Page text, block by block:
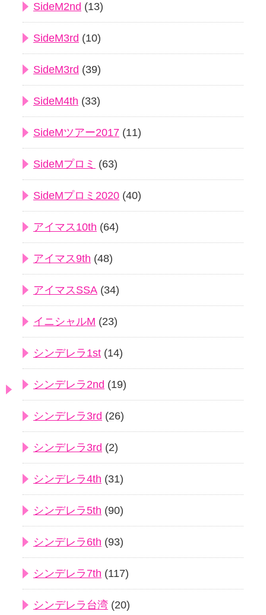
SideM2nd (13)
SideM3rd (10)
SideM3rd (39)
SideM4th (33)
SideMツアー2017 (11)
SideMプロミ (63)
SideMプロミ2020 (40)
アイマス10th (64)
アイマス9th (48)
アイマスSSA (34)
イニシャルM (23)
シンデレラ1st (14)
シンデレラ2nd (19)
シンデレラ3rd (26)
シンデレラ3rd (2)
シンデレラ4th (31)
シンデレラ5th (90)
シンデレラ6th (93)
シンデレラ7th (117)
シンデレラ台湾 (20)